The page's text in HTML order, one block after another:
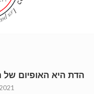
« הדת היא האופיום